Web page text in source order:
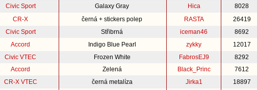
Civic Sport Galaxy Gray Hica 8028
CR-X černá + stickers polep RASTA 26419
Civic Sport Střibrná iceman46 8692
Accord Indigo Blue Pearl zykky 12017
Civic VTEC Frozen White FabrosEJ9 8292
Accord Zelená Black_Princ 7612
CR-X VTEC černá metalíza Jirka1 18897